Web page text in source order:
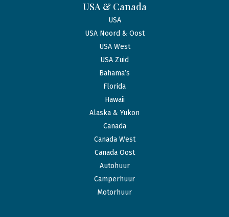
USA & Canada
USA
USA Noord & Oost
USA West
USA Zuid
Bahama’s
Florida
Hawaii
Alaska & Yukon
Canada
Canada West
Canada Oost
Autohuur
Camperhuur
Motorhuur